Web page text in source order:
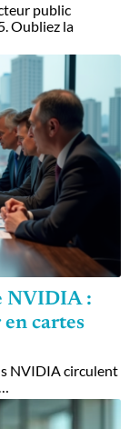
public
Oubliez la
NVIDIA :
cartes
NVIDIA circulent